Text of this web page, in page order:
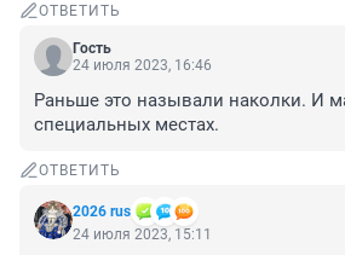
ОТВЕТИТЬ
Гость
24 июля 2023, 16:46
Раньше это называли наколки. И
специальных местах.
ОТВЕТИТЬ
2026 rus
24 июля 2023, 15:11